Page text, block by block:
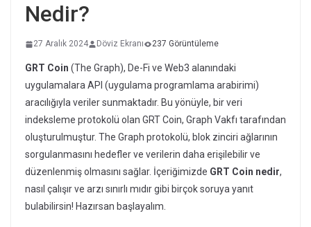
Nedir?
27 Aralık 2024 Döviz Ekranı 237 Görüntüleme
GRT Coin (The Graph), De-Fi ve Web3 alanındaki
uygulamalara API (uygulama programlama arabirimi)
aracılığıyla veriler sunmaktadır. Bu yönüyle, bir veri
indeksleme protokolü olan GRT Coin, Graph Vakfı tarafından
oluşturulmuştur. The Graph protokolü, blok zinciri ağlarının
sorgulanmasını hedefler ve verilerin daha erişilebilir ve
düzenlenmiş olmasını sağlar. İçeriğimizde GRT Coin nedir,
nasıl çalışır ve arzı sınırlı mıdır gibi birçok soruya yanıt
bulabilirsin! Hazırsan başlayalım.